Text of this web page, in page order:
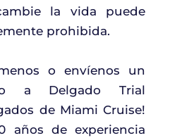
la vida puede
prohibida.
o envíenos un
a Delgado Trial
de Miami Cruise!
años de experiencia